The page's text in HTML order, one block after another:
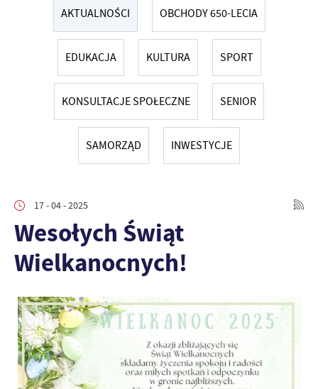
AKTUALNOŚCI OBCHODY 650-LECIA
EDUKACJA KULTURA SPORT
KONSULTACJE SPOŁECZNE SENIOR
SAMORZĄD INWESTYCJE
17 - 04 - 2025
Wesołych Świąt
Wielkanocnych!